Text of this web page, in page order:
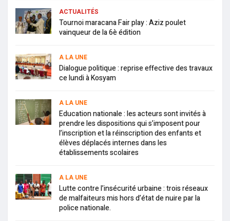
ACTUALITÉS
Tournoi maracana Fair play : Aziz poulet
vainqueur de la 6è édition
A LA UNE
Dialogue politique : reprise effective des travaux
ce lundi à Kosyam
A LA UNE
Education nationale : les acteurs sont invités à
prendre les dispositions qui s’imposent pour
l’inscription et la réinscription des enfants et
élèves déplacés internes dans les
établissements scolaires
A LA UNE
Lutte contre l’insécurité urbaine : trois réseaux
de malfaiteurs mis hors d’état de nuire par la
police nationale.